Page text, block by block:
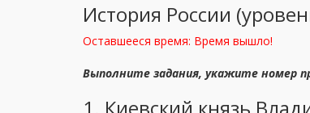
История России
Оставшееся время: Время вышло!
Выполните задания, укажите номер